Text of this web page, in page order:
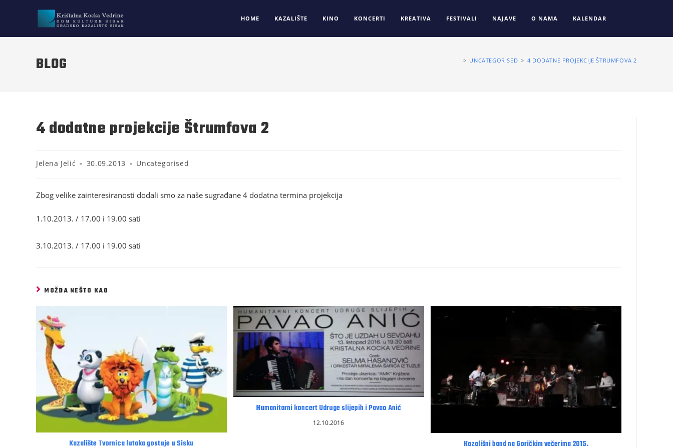
HOME KAZALIŠTE KINO KONCERTI KREATIVA FESTIVALI NAJAVE O NAMA KALENDAR
BLOG > UNCATEGORISED > 4 DODATNE PROJEKCIJE ŠTRUMFOVA 2
4 dodatne projekcije Štrumfova 2
Jelena Jelić 30.09.2013 Uncategorised
Zbog velike zainteresiranosti dodali smo za naše sugrađane 4 dodatna termina projekcija
1.10.2013. / 17.00 i 19.00 sati
3.10.2013. / 17.00 i 19.00 sati
MOŽDA NEŠTO KAO
Kazalište Tvornica lutaka gostuje u Sisku
Humanitarni koncert Udruge slijepih i Pavao Anić
12.10.2016
Kazališni band na Goričkim večerima 2015.